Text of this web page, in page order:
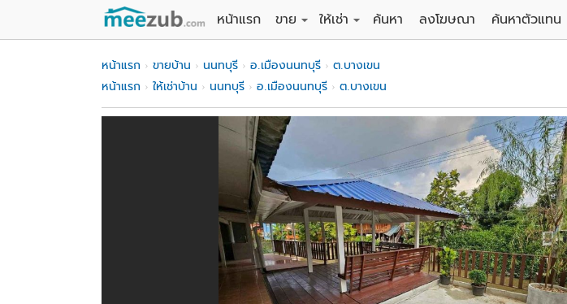
หน้าแรก
ขาย
ขายบ้าน
ขายคอนโด
ขายทาวน์เฮาส์
ขายอพาร์ทเม้นท์ / โรงแรม
ขายอาคารพาณิชย์ / สำนักงาน
ขายโรงงาน / โกดัง
ให้เช่า
ให้เช่าบ้าน
ให้เช่าคอนโด
ให้เช่าอพาร์ทเม้นท์ / โรงแรม
ให้เช่าอาคารพาณิชย์ / สำนักงาน
ให้เช่าโรงงาน / โกดัง
ค้นหา ลงโฆษณา ค้นหาตัวแทน
หน้าแรก ขายบ้าน นนทบุรี อ.เมืองนนทบุรี
ต.บางเขน
หน้าแรก
ให้เช่าบ้าน นนทบุรี อ.เมืองนนทบุรี ต.บางเขน